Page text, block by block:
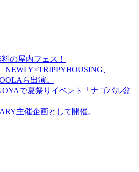
の屋内フェス！
NEWLY×TRIPPYHOUSING、
ら出演。
で夏祭りイベント「ナゴパル盆
主催企画として開催。